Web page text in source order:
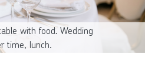
with food. Wedding
time, lunch.